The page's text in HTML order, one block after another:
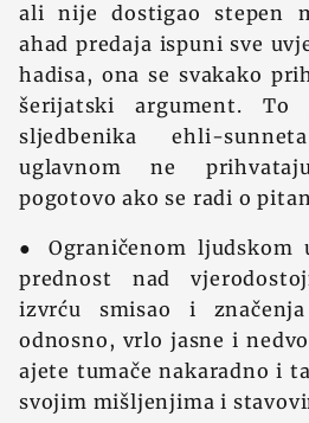
ali nije dostigao stepen
ahad predaja ispuni sve
hadisa, ona se svakako
šerijatski argument.
sljedbenika ehli-
uglavnom ne
pogotovo ako se radi o
● Ograničenom ljudskom
prednost nad
izvrću smisao i
odnosno, vrlo jasne i
ajete tumače nakaradno i
svojim mišljenjima i